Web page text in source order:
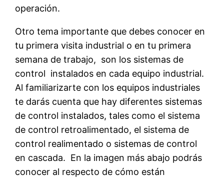
operación.
Otro tema importante que debes conocer en
tu primera visita industrial o en tu primera
semana de trabajo, son los sistemas de
control instalados en cada equipo industrial.
Al familiarizarte con los equipos industriales
te darás cuenta que hay diferentes sistemas
de control instalados, tales como el sistema
de control retroalimentado, el sistema de
control realimentado o sistemas de control
en cascada. En la imagen más abajo podrás
conocer al respecto de cómo están